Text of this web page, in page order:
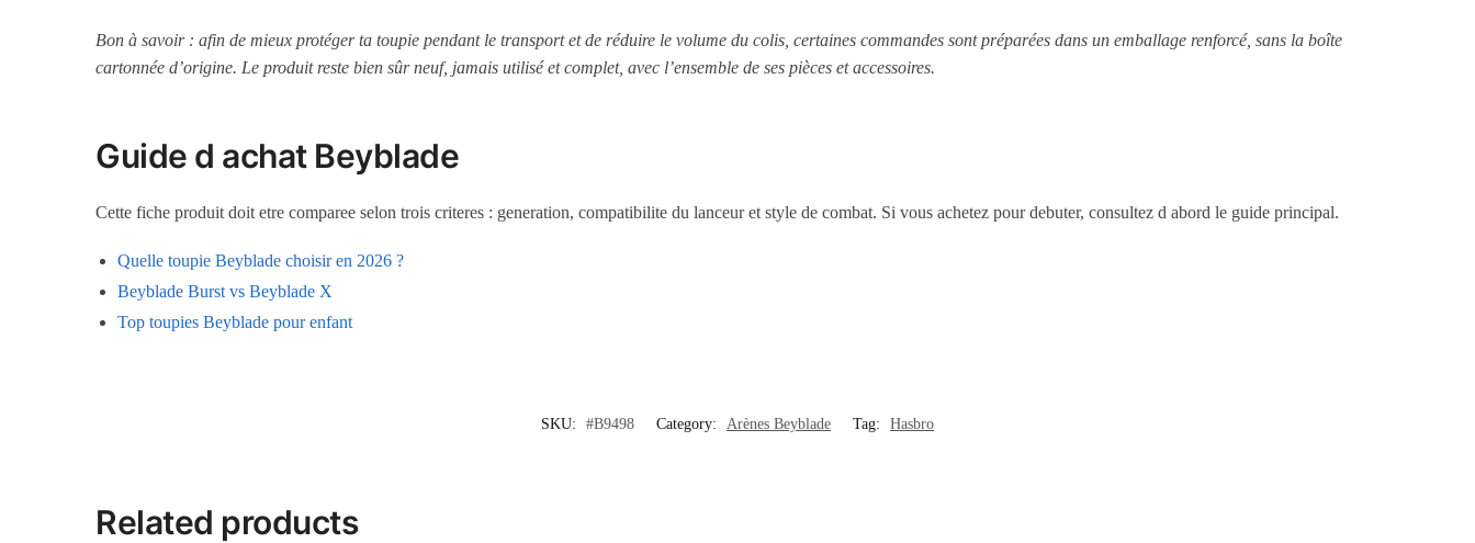
Bon à savoir : afin de mieux protéger ta toupie pendant le transport et de réduire le volume du colis, certaines commandes sont préparées dans un emballage renforcé, sans la boîte
cartonnée d’origine. Le produit reste bien sûr neuf, jamais utilisé et complet, avec l’ensemble de ses pièces et accessoires.
Guide d achat Beyblade
Cette fiche produit doit etre comparee selon trois criteres : generation, compatibilite du lanceur et style de combat. Si vous achetez pour debuter, consultez d abord le guide principal.
Quelle toupie Beyblade choisir en 2026 ?
Beyblade Burst vs Beyblade X
Top toupies Beyblade pour enfant
SKU: #B9498 Category: Arènes Beyblade Tag: Hasbro
Related products